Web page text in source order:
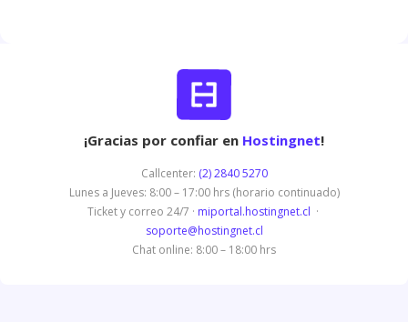
¡Gracias por confiar en Hostingnet!
Callcenter: (2) 2840 5270
Lunes a Jueves: 8:00 – 17:00 hrs (horario continuado)
Ticket y correo 24/7 · miportal.hostingnet.cl ·
soporte@hostingnet.cl
Chat online: 8:00 – 18:00 hrs